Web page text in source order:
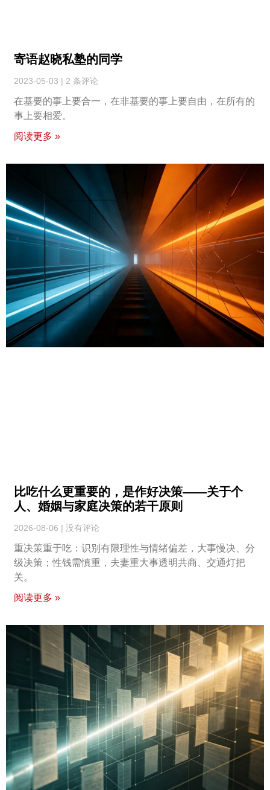
寄语赵晓私塾的同学
2023-05-03 2 条评论
在基要的事上要合一，在非基要的事上要自由，在所有的
事上要相爱。
阅读更多 »
比吃什么更重要的，是作好决策——关于个
人、婚姻与家庭决策的若干原则
2026-08-06 没有评论
重决策重于吃：识别有限理性与情绪偏差，大事慢决、分
级决策；性钱需慎重，夫妻重大事透明共商、交通灯把
关。
阅读更多 »